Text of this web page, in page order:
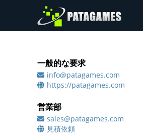
デモ
請求書のリクエスト
ログイン
一般的な要求
info@patagames.com
https://patagames.com
営業部
sales@patagames.com
見積依頼